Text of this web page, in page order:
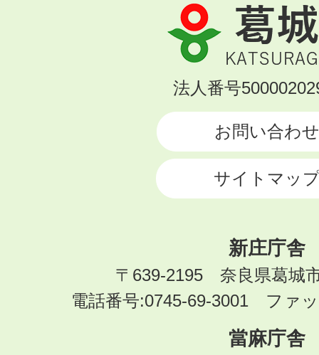
葛
城
市
KATSURAGI
法人番号
お問い合わせ
サイトマッ
新庄庁舎
〒639-2195 奈良県葛城
電話番号:0745-69-3001 ファ
當麻庁舎